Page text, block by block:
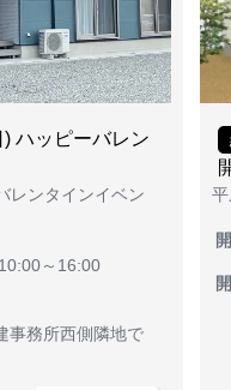
ハッピーバレン
レンタインイベン
～16:00
務所西側隣地で
平